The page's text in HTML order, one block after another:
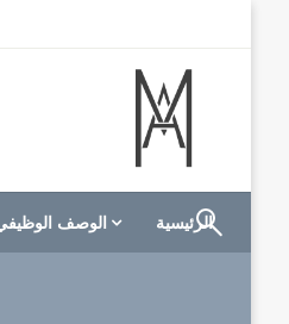
M A hotels | إم ايه هوتيلز
الموقع الأول للعاملين في
الرئيسية الوصف